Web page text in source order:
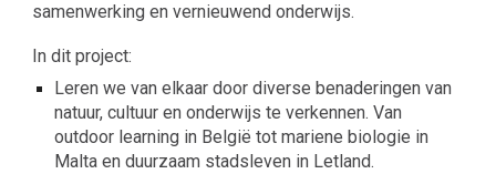
samenwerking en vernieuwend onderwijs.
In dit project:
Leren we van elkaar door diverse benaderingen van
natuur, cultuur en onderwijs te verkennen. Van
outdoor learning in België tot mariene biologie in
Malta en duurzaam stadsleven in Letland.